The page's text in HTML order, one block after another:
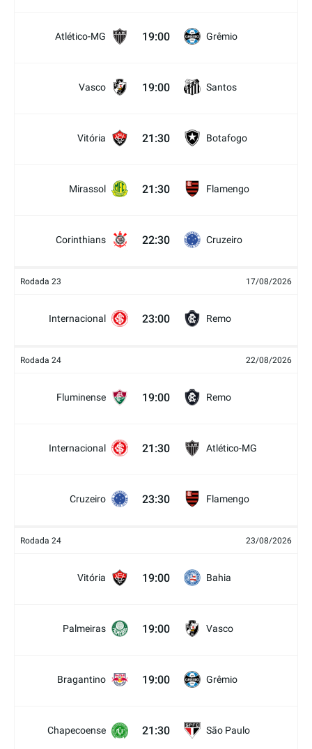
Atlético-MG 19:00 Grêmio
Vasco 19:00 Santos
Vitória 21:30 Botafogo
Mirassol 21:30 Flamengo
Corinthians 22:30 Cruzeiro
Rodada 23 17/08/2026
Internacional 23:00 Remo
Rodada 24 22/08/2026
Fluminense 19:00 Remo
Internacional 21:30 Atlético-MG
Cruzeiro 23:30 Flamengo
Rodada 24 23/08/2026
Vitória 19:00 Bahia
Palmeiras 19:00 Vasco
Bragantino 19:00 Grêmio
Chapecoense 21:30 São Paulo